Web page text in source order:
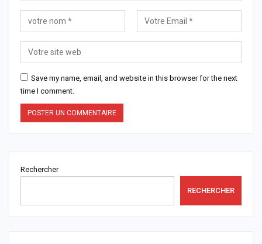
Save my name, email, and website in this browser for the next
time I comment.
Rechercher
RECHERCHER